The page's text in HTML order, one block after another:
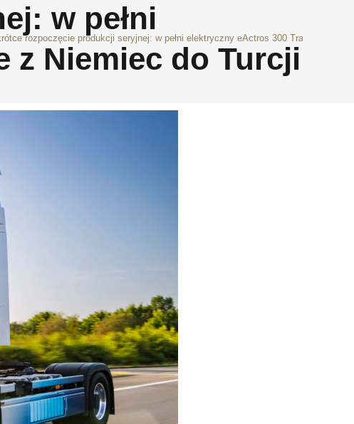
w pełni
z Niemiec do Turcji
rozpoczęcie produkcji seryjnej: w pełni elektryczny eActros 300 Traktor jedzie